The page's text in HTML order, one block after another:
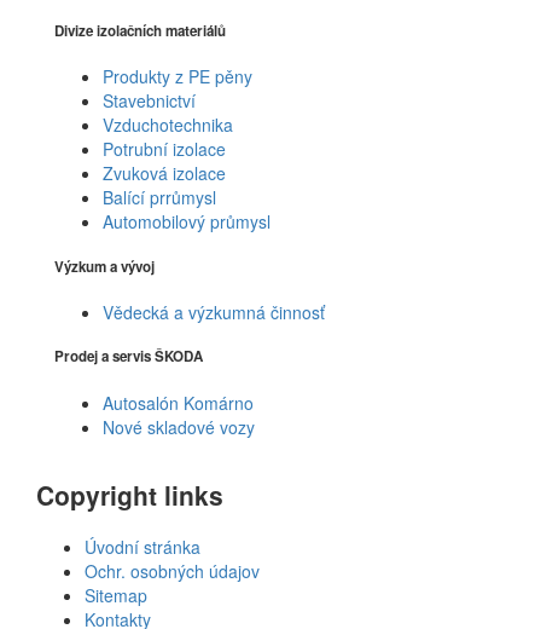
Divize izolačních materiálů
Produkty z PE pěny
Stavebnictví
Vzduchotechnika
Potrubní izolace
Zvuková izolace
Balící prrůmysl
Automobilový průmysl
Výzkum a vývoj
Vědecká a výzkumná činnosť
Prodej a servis ŠKODA
Autosalón Komárno
Nové skladové vozy
Copyright links
Úvodní stránka
Ochr. osobných údajov
Sitemap
Kontakty